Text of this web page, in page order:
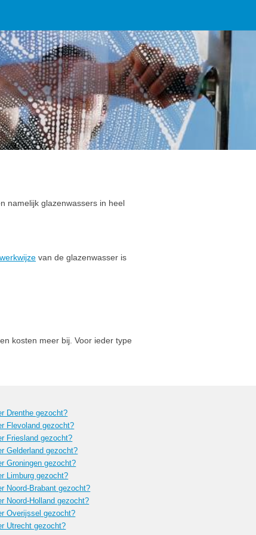
namelijk glazenwassers in heel
werkwijze van de glazenwasser is
kosten meer bij. Voor ieder type
Drenthe gezocht?
Flevoland gezocht?
Friesland gezocht?
Gelderland gezocht?
Groningen gezocht?
Limburg gezocht?
Noord-Brabant gezocht?
Noord-Holland gezocht?
Overijssel gezocht?
Utrecht gezocht?